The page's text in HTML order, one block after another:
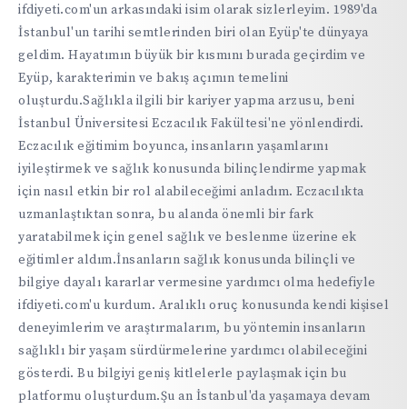
ifdiyeti.com'un arkasındaki isim olarak sizlerleyim. 1989'da
İstanbul'un tarihi semtlerinden biri olan Eyüp'te dünyaya
geldim. Hayatımın büyük bir kısmını burada geçirdim ve
Eyüp, karakterimin ve bakış açımın temelini
oluşturdu.Sağlıkla ilgili bir kariyer yapma arzusu, beni
İstanbul Üniversitesi Eczacılık Fakültesi'ne yönlendirdi.
Eczacılık eğitimim boyunca, insanların yaşamlarını
iyileştirmek ve sağlık konusunda bilinçlendirme yapmak
için nasıl etkin bir rol alabileceğimi anladım. Eczacılıkta
uzmanlaştıktan sonra, bu alanda önemli bir fark
yaratabilmek için genel sağlık ve beslenme üzerine ek
eğitimler aldım.İnsanların sağlık konusunda bilinçli ve
bilgiye dayalı kararlar vermesine yardımcı olma hedefiyle
ifdiyeti.com'u kurdum. Aralıklı oruç konusunda kendi kişisel
deneyimlerim ve araştırmalarım, bu yöntemin insanların
sağlıklı bir yaşam sürdürmelerine yardımcı olabileceğini
gösterdi. Bu bilgiyi geniş kitlelerle paylaşmak için bu
platformu oluşturdum.Şu an İstanbul'da yaşamaya devam